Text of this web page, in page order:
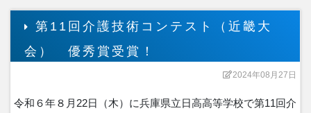
第11回介護技術コンテスト（近畿大
会） 優秀賞受賞！
2024年08月27日
令和６年８月22日（木）に兵庫県立日高高等学校で第11回介